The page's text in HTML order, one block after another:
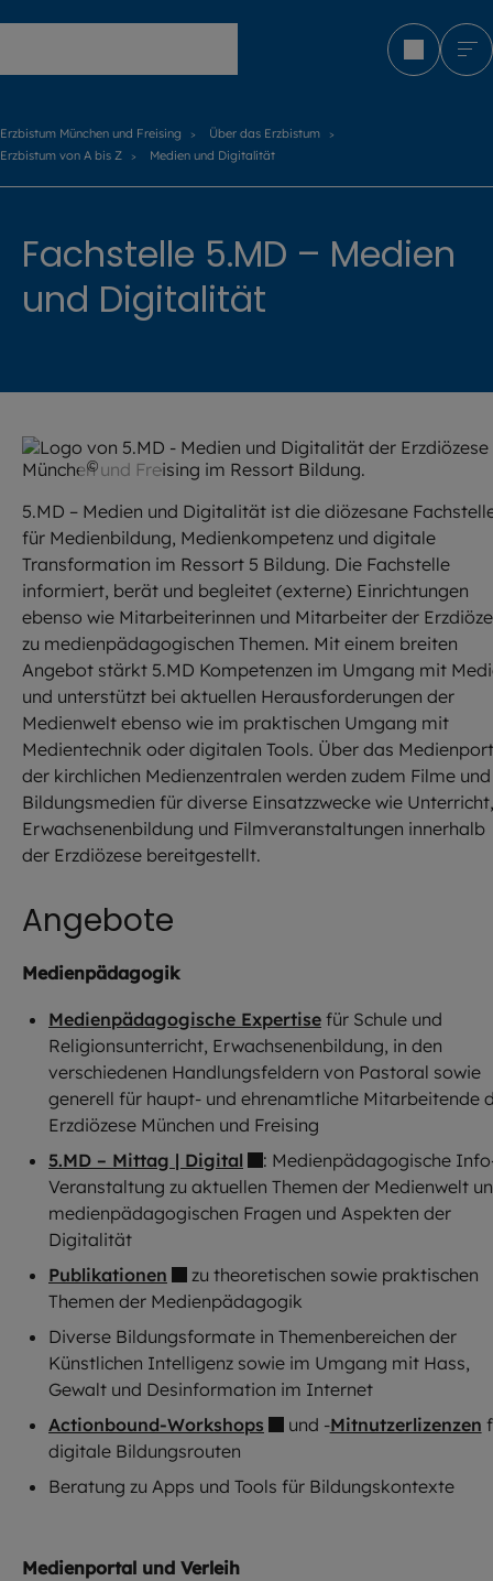
Erzbistum München und Freising
Über das Erzbistum
Erzbistum von A bis Z
Medien und Digitalität
Fachstelle 5.MD – Medien
und Digitalität
© EOM
5.MD – Medien und Digitalität ist die diözesane
für Medienbildung, Medienkompetenz und digitale
Transformation im Ressort 5 Bildung. Die Fachstelle
informiert, berät und begleitet (externe) Einrichtungen
ebenso wie Mitarbeiterinnen und Mitarbeiter der
zu medienpädagogischen Themen. Mit einem breiten
Angebot stärkt 5.MD Kompetenzen im Umgang mit
und unterstützt bei aktuellen Herausforderungen der
Medienwelt ebenso wie im praktischen Umgang mit
Medientechnik oder digitalen Tools. Über das
der kirchlichen Medienzentralen werden zudem Filme und
Bildungsmedien für diverse Einsatzzwecke wie Unterricht,
Erwachsenenbildung und Filmveranstaltungen innerhalb
der Erzdiözese bereitgestellt.
Angebote
Medienpädagogik
Medienpädagogische Expertise für Schule und
Religionsunterricht, Erwachsenenbildung, in den
verschiedenen Handlungsfeldern von Pastoral sowie
generell für haupt- und ehrenamtliche Mitarbeitende
Erzdiözese München und Freising
5.MD – Mittag | Digital
: Medienpädagogische
Veranstaltung zu aktuellen Themen der Medienwelt
medienpädagogischen Fragen und Aspekten der
Digitalität
Publikationen
zu theoretischen sowie praktischen
Themen der Medienpädagogik
Diverse Bildungsformate in Themenbereichen der
Künstlichen Intelligenz sowie im Umgang mit Hass,
Gewalt und Desinformation im Internet
Actionbound-Workshops
und -Mitnutzerlizenzen
digitale Bildungsrouten
Beratung zu Apps und Tools für Bildungskontexte
Medienportal und Verleih